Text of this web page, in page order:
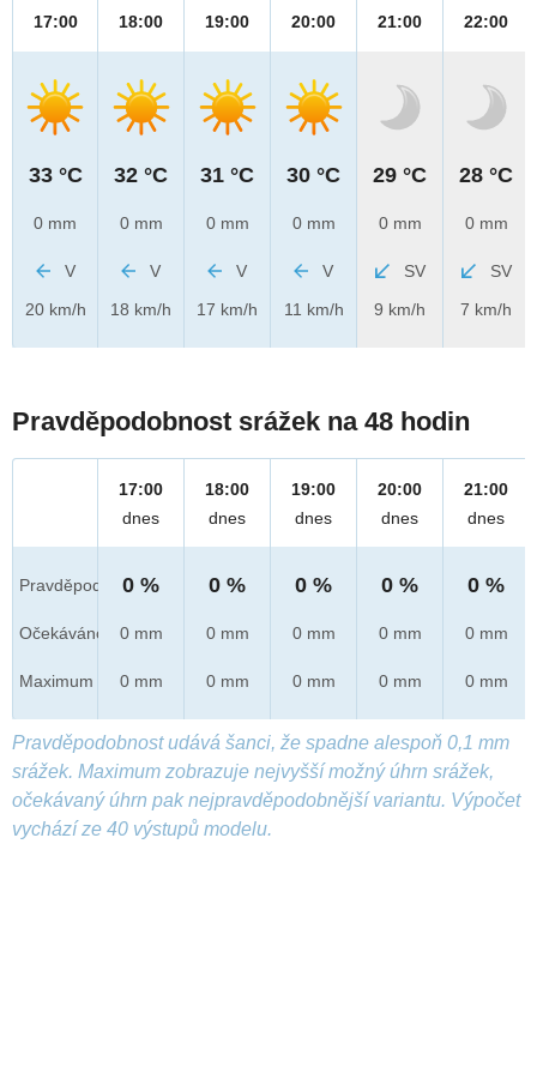
17:00
33 °C
0 mm
V
20 km/h
18:00
32 °C
0 mm
V
18 km/h
19:00
31 °C
0 mm
V
17 km/h
20:00
30 °C
0 mm
V
11 km/h
21:00
29 °C
0 mm
SV
9 km/h
22:00
28 °C
0 mm
SV
7 km/h
Pravděpodobnost srážek na 48 hodin
Pravděpod.
Očekáváno
Maximum
17:00
dnes
0 %
0 mm
0 mm
18:00
dnes
0 %
0 mm
0 mm
19:00
dnes
0 %
0 mm
0 mm
20:00
dnes
0 %
0 mm
0 mm
21:00
dnes
0 %
0 mm
0 mm
Pravděpodobnost udává šanci, že spadne alespoň 0,1 mm
srážek. Maximum zobrazuje nejvyšší možný úhrn srážek,
očekávaný úhrn pak nejpravděpodobnější variantu. Výpočet
vychází ze 40 výstupů modelu.